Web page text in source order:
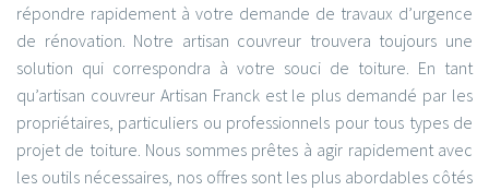
répondre rapidement à votre demande de travaux d’urgence
de rénovation. Notre artisan couvreur trouvera toujours une
solution qui correspondra à votre souci de toiture. En tant
qu’artisan couvreur Artisan Franck est le plus demandé par les
propriétaires, particuliers ou professionnels pour tous types de
projet de toiture. Nous sommes prêtes à agir rapidement avec
les outils nécessaires, nos offres sont les plus abordables côtés